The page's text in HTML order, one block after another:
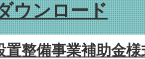
ウンロード
置整備事業補助金様